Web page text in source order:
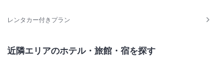
レンタカー付きプラン
近隣エリアのホテル・旅館・宿を探す